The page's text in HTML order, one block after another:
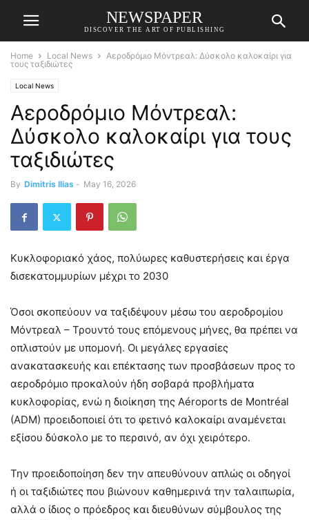
NEWSPAPER
DISCOVER THE ART OF PUBLISHING
Home Local News
Αεροδρόμιο Μόντρεαλ: Δύσκολο καλοκαίρι για
τους ταξιδιώτες
Local News
Αεροδρόμιο Μόντρεαλ:
Δύσκολο καλοκαίρι για τους
ταξιδιώτες
By Dimitris Ilias - May 16, 2026
Κυκλοφοριακό χάος, πολύωρες καθυστερήσεις και έργα
δισεκατομμυρίων μέχρι το 2030
Όσοι σκοπεύουν να ταξιδέψουν μέσω του αεροδρομίου
Μόντρεαλ – Τρουντό τους επόμενους μήνες, θα πρέπει να
οπλιστούν με υπομονή. Οι μεγάλες εργασίες
ανακατασκευής και επέκτασης των προσβάσεων προς το
αεροδρόμιο προκαλούν ήδη σοβαρά προβλήματα
κυκλοφορίας, ενώ η διοίκηση της Aéroports de Montréal
(ADM) προειδοποιεί ότι το φετινό καλοκαίρι αναμένεται
εξίσου δύσκολο με το περσινό, αν όχι χειρότερο.
Την προειδοποίηση δεν την απευθύνουν απλώς οι οδηγοί
ή οι ταξιδιώτες που βιώνουν καθημερινά την ταλαιπωρία,
αλλά ο ίδιος ο πρόεδρος και διευθύνων σύμβουλος της